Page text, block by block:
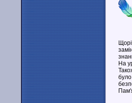
На